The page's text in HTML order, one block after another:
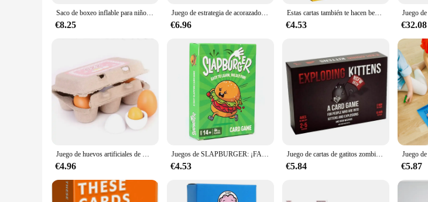
Setting up the juego inflable chico is a breeze, thanks to its lightweight and compact design. It can be
use, the toy can be easily stored, saving space and ensuring it's ready for the next play session. This
for children to explore and develop their motor skills.
**Adaptive and Engaging Play**
The juego inflable chico is not just a toy; it's a gateway to active and engaging play. It can be used in
ensures it can withstand the rigors of active play, making it a reliable choice for parents and educators. The
and social interaction. With its wholesale availability and vendor support, this inflatable set is an excellent
play options for their young patrons.
Saco de boxeo inflable para niños, juguetes deportivos para niños, regalo de Navidad y cumpleaños
€8.25
Juego de estrategia de acorazado tradicional, interesante juego de mesa de acorazado para padres e hijos, entretenimiento para fiestas
€6.96
Estas cartas también te hacen beber [extendido], un divertido juego para beber de fiesta para adultos
€4.53 €32.08
Juego de huevos artificiales de madera para niños, juguete de manualidades, casa de madera, cocina, Educación Temprana, comida, 3/6 piezas
€4.96
Juegos de SLAPBURGER: ¡FASY PARA APERAR, EVILDLY FUN! JUEGO DE TARJETAS
€4.53
Juego de cartas de gatitos zombis para adultos, adolescentes y niños, entretenimiento nocturno, diversión familiar, 2-5 juegos
€5.84 €5.87